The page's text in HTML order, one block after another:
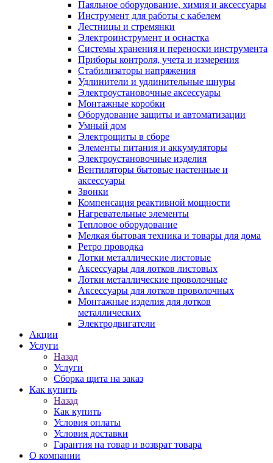
Паяльное оборудование, химия и аксессуары
Инструмент для работы с кабелем
Лестницы и стремянки
Электроинструмент и оснастка
Системы хранения и переноски инструмента
Приборы контроля, учета и измерения
Стабилизаторы напряжения
Удлинители и удлинительные шнуры
Электроустановочные аксессуары
Монтажные коробки
Оборудование защиты и автоматизации
Умный дом
Электрощиты в сборе
Элементы питания и аккумуляторы
Электроустановочные изделия
Вентиляторы бытовые настенные и
аксессуары
Звонки
Компенсация реактивной мощности
Нагревательные элементы
Тепловое оборудование
Мелкая бытовая техника и товары для дома
Ретро проводка
Лотки металлические листовые
Аксессуары для лотков листовых
Лотки металлические проволочные
Аксессуары для лотков проволочных
Монтажные изделия для лотков
металлических
Электродвигатели
Акции
Услуги
Назад
Услуги
Сборка щита на заказ
Как купить
Назад
Как купить
Условия оплаты
Условия доставки
Гарантия на товар и возврат товара
О компании